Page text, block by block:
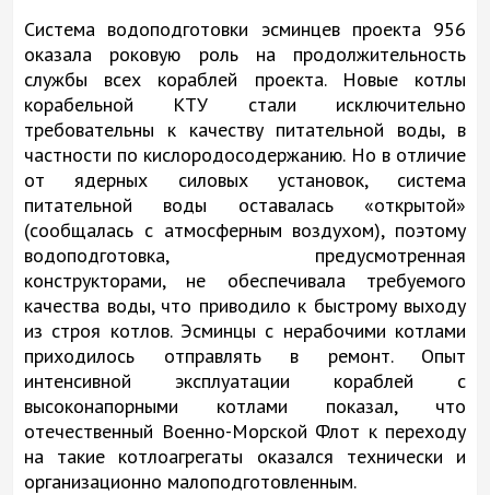
Система водоподготовки эсминцев проекта 956
оказала роковую роль на продолжительность
службы всех кораблей проекта. Новые котлы
корабельной КТУ стали исключительно
требовательны к качеству питательной воды, в
частности по кислородосодержанию. Но в отличие
от ядерных силовых установок, система
питательной воды оставалась «открытой»
(сообщалась с атмосферным воздухом), поэтому
водоподготовка, предусмотренная
конструкторами, не обеспечивала требуемого
качества воды, что приводило к быстрому выходу
из строя котлов. Эсминцы с нерабочими котлами
приходилось отправлять в ремонт. Опыт
интенсивной эксплуатации кораблей с
высоконапорными котлами показал, что
отечественный Военно-Морской Флот к переходу
на такие котлоагрегаты оказался технически и
организационно малоподготовленным.